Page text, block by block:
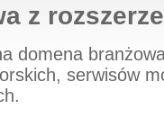
z
domena
serwisów